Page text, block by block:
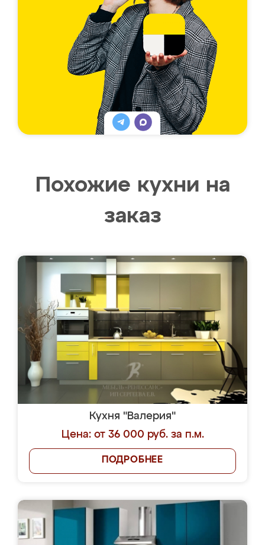
Похожие кухни на
заказ
Кухня "Валерия"
Цена: от 36 000 руб. за п.м.
ПОДРОБНЕЕ